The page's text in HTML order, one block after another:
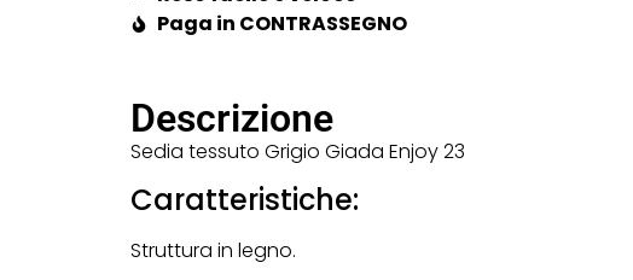
Paga in CONTRASSEGNO
Descrizione
Sedia tessuto Grigio Giada Enjoy 23
Caratteristiche:
Struttura in legno.